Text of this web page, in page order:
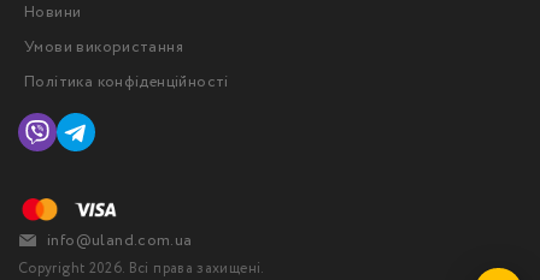
Copyright 2026. Всі права захищені.
Новини
Умови використання
Політика конфіденційності
info@uland.com.ua